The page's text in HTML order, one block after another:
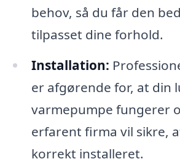
behov, så du får den
tilpasset dine forhold.
Installation:
er afgørende for, at din
varmepumpe fungerer
erfarent firma vil sikre,
korrekt installeret.